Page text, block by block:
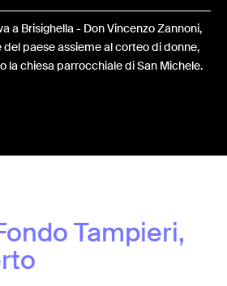
a Brisighella - Don Vincenzo Zannoni,
paese assieme al corteo di donne,
la chiesa parrocchiale di San Michele.
Tampieri,